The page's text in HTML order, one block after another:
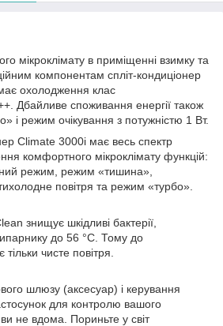
мікроклімату в приміщенні взимку та
компонентам спліт-кондиціонер
охолодження клас
Дбайливе споживання енергії також
і режим очікування з потужністю 1 Вт.
Climate 3000i має весь спектр
комфортного мікроклімату функцій:
режим, режим «тишина»,
повітря та режим «турбо».
знищує шкідливі бактерії,
до 56 °C. Тому до
чисте повітря.
шлюзу (аксесуар) і керування
для контролю вашого
не вдома. Пориньте у світ